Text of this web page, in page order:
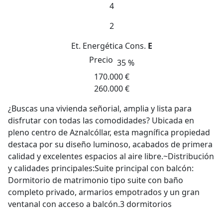
4
2
Et. Energética Cons. E
Precio 35 %
170.000 €
260.000 €
¿Buscas una vivienda señorial, amplia y lista para
disfrutar con todas las comodidades? Ubicada en
pleno centro de Aznalcóllar, esta magnífica propiedad
destaca por su diseño luminoso, acabados de primera
calidad y excelentes espacios al aire libre.~Distribución
y calidades principales:Suite principal con balcón:
Dormitorio de matrimonio tipo suite con baño
completo privado, armarios empotrados y un gran
ventanal con acceso a balcón.3 dormitorios